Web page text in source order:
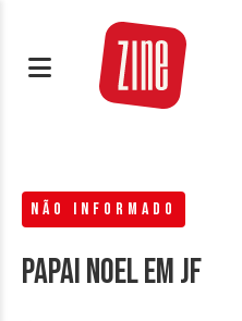
NÃO INFORMADO
Papai Noel em JF